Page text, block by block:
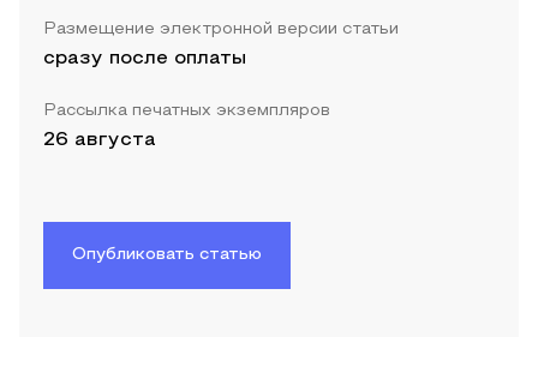
Размещение электронной версии статьи
сразу после оплаты
Рассылка печатных экземпляров
26 августа
Опубликовать статью